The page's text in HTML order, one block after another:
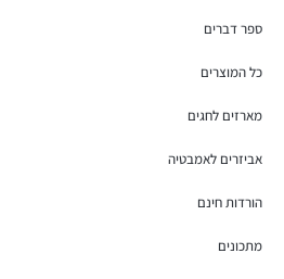
ספר דברים
כל המוצרים
מארזים לחגים
אביזרים לאמבטיה
הורדות חינם
מתכונים